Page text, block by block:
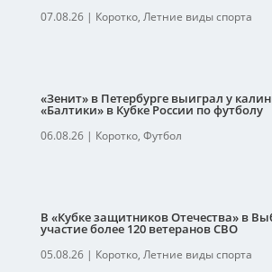
07.08.26| Коротко, Летние виды спорта
«Зенит» в Петербурге выиграл у
«Балтики» в Кубке России по футболу
06.08.26| Коротко, Футбол
В «Кубке защитников Отечества» в
участие более 120 ветеранов СВО
05.08.26| Коротко, Летние виды спорта